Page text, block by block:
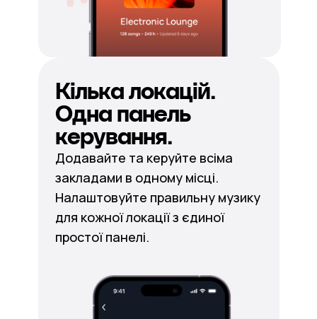
Кілька локацій.
Одна панель
керування.
Додавайте та керуйте всіма
закладами в одному місці.
Налаштовуйте правильну музику
для кожної локації з єдиної
простої панелі.